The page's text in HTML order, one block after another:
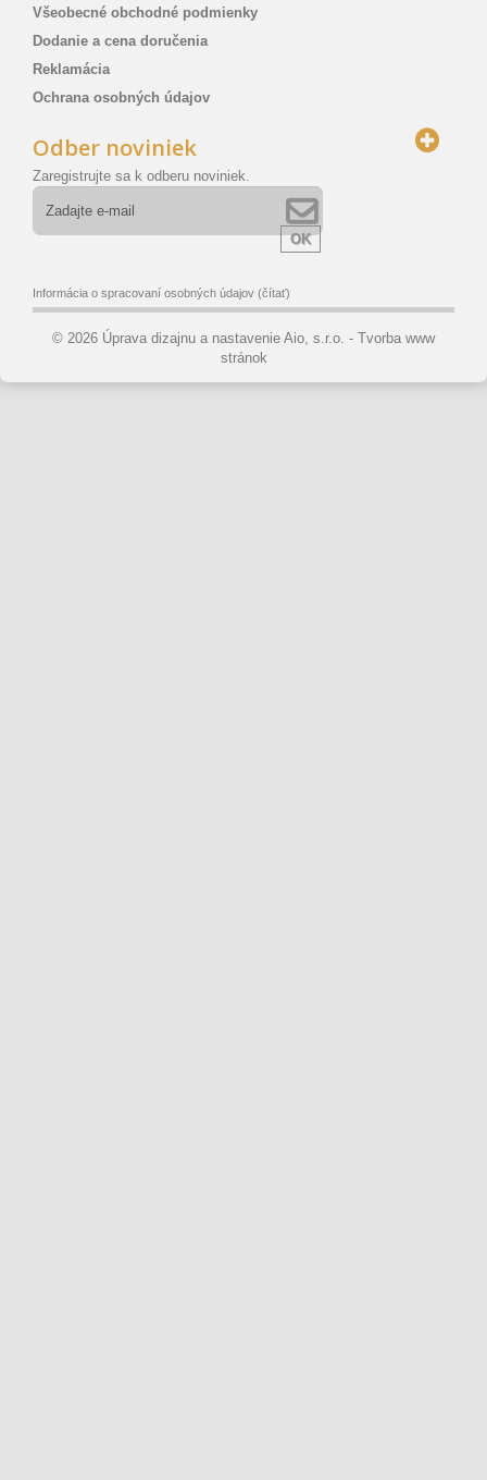
Všeobecné obchodné podmienky
Dodanie a cena doručenia
Reklamácia
Ochrana osobných údajov
© 2026 Úprava dizajnu a nastavenie Aio, s.r.o. - Tvorba www
stránok
Odber noviniek
Zaregistrujte sa k odberu noviniek.
OK
Informácia o spracovaní osobných údajov (čítať)